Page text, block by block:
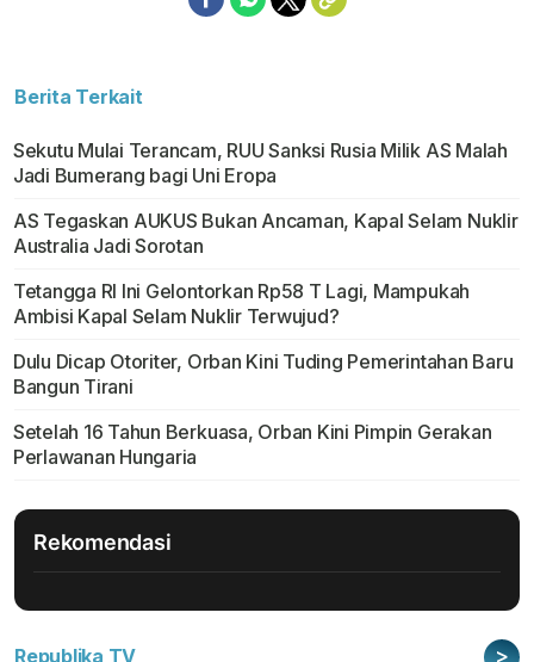
Berita Terkait
Sekutu Mulai Terancam, RUU Sanksi Rusia Milik AS Malah
Jadi Bumerang bagi Uni Eropa
AS Tegaskan AUKUS Bukan Ancaman, Kapal Selam Nuklir
Australia Jadi Sorotan
Tetangga RI Ini Gelontorkan Rp58 T Lagi, Mampukah
Ambisi Kapal Selam Nuklir Terwujud?
Dulu Dicap Otoriter, Orban Kini Tuding Pemerintahan Baru
Bangun Tirani
Setelah 16 Tahun Berkuasa, Orban Kini Pimpin Gerakan
Perlawanan Hungaria
Rekomendasi
Republika TV >